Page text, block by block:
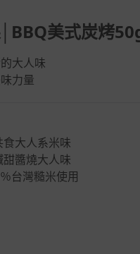
美式炭烤
大人味
力量
大人系米味
醬燒大人味
台灣糙米使用